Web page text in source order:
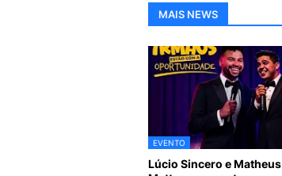
MAIS NEWS
EVENTO
Lúcio Sincero e Matheus